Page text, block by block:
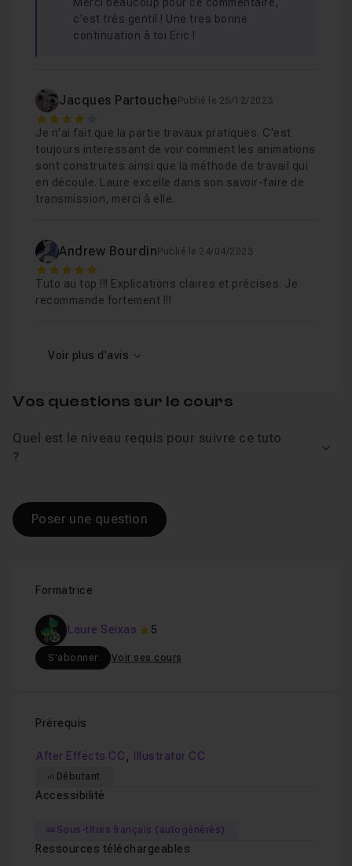
c’est très gentil ! Une tres bonne
continuation à toi Eric !
Jacques Partouche Publié le 25/12/2023
4
Je n'ai fait que la partie travaux pratiques. C'est
toujours interessant de voir comment les animations
sont construites ainsi que la méthode de travail qui
en découle. Laure excelle dans son savoir-faire de
transmission, merci à elle.
Andrew Bourdin Publié le 24/04/2023
5
Tuto au top !!! Explications claires et précises. Je
recommande fortement !!!
Voir plus d'avis
Formatrice
Laure Seixas 5
S'abonner Voir ses cours
Prérequis
After Effects CC , Illustrator CC
Débutant
Accessibilité
Sous-titres français (autogénérés)
Ressources téléchargeables
Vos questions sur le cours
Quel est le niveau requis pour suivre ce tuto
?
Poser une question